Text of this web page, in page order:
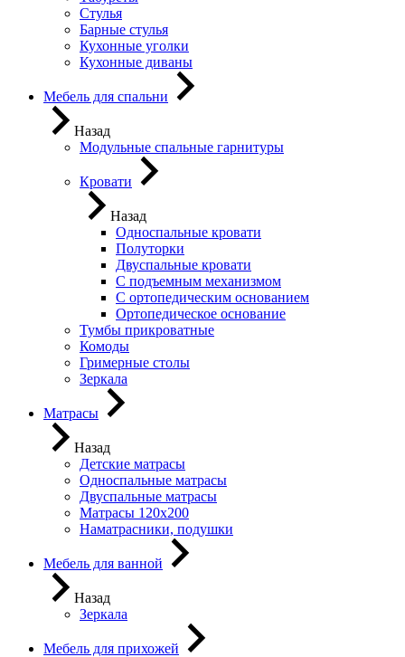
Стулья
Барные стулья
Кухонные уголки
Кухонные диваны
Мебель для спальни
Назад
Модульные спальные гарнитуры
Кровати
Назад
Односпальные кровати
Полуторки
Двуспальные кровати
С подъемным механизмом
С ортопедическим основанием
Ортопедическое основание
Тумбы прикроватные
Комоды
Гримерные столы
Зеркала
Матрасы
Назад
Детские матрасы
Односпальные матрасы
Двуспальные матрасы
Матрасы 120х200
Наматрасники, подушки
Мебель для ванной
Назад
Зеркала
Мебель для прихожей